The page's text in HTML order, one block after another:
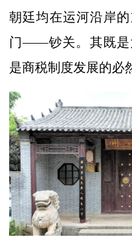
朝廷均在运河沿岸
门——钞关。其既是
是商税制度发展的必